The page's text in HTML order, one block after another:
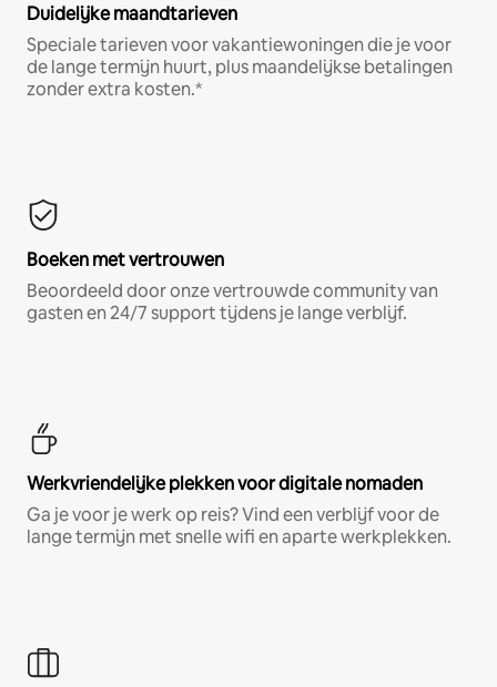
Duidelijke maandtarieven
Speciale tarieven voor vakantiewoningen die je voor
de lange termijn huurt, plus maandelijkse betalingen
zonder extra kosten.*
Boeken met vertrouwen
Beoordeeld door onze vertrouwde community van
gasten en 24/7 support tijdens je lange verblijf.
Werkvriendelijke plekken voor digitale nomaden
Ga je voor je werk op reis? Vind een verblijf voor de
lange termijn met snelle wifi en aparte werkplekken.